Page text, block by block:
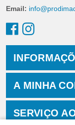
Email:
A MINHA
SERVIÇO